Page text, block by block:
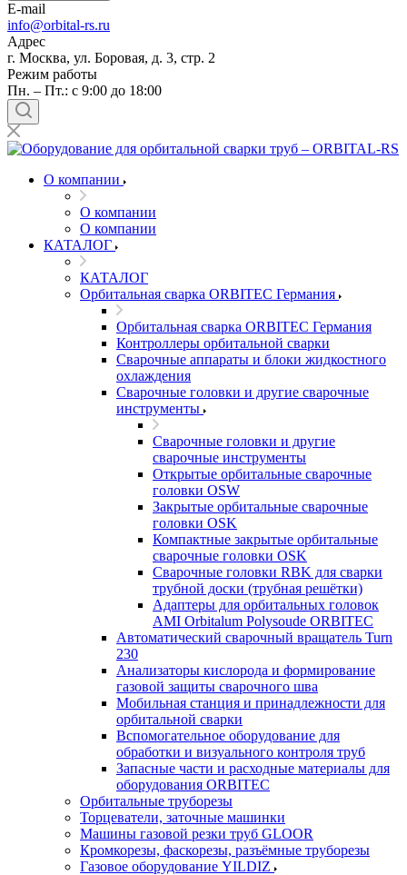
E-mail
info@orbital-rs.ru
Адрес
г. Москва, ул. Боровая, д. 3, стр. 2
Режим работы
Пн. – Пт.: с 9:00 до 18:00
О компании
О компании
О компании
КАТАЛОГ
КАТАЛОГ
Орбитальная сварка ORBITEC Германия
Орбитальная сварка ORBITEC Германия
Контроллеры орбитальной сварки
Сварочные аппараты и блоки жидкостного
охлаждения
Сварочные головки и другие сварочные
инструменты
Сварочные головки и другие
сварочные инструменты
Открытые орбитальные сварочные
головки OSW
Закрытые орбитальные сварочные
головки OSK
Компактные закрытые орбитальные
сварочные головки OSK
Сварочные головки RBK для сварки
трубной доски (трубная решётки)
Адаптеры для орбитальных головок
AMI Orbitalum Polysoude ORBITEC
Автоматический сварочный вращатель Turn
230
Анализаторы кислорода и формирование
газовой защиты сварочного шва
Мобильная станция и принадлежности для
орбитальной сварки
Вспомогательное оборудование для
обработки и визуального контроля труб
Запасные части и расходные материалы для
оборудования ORBITEC
Орбитальные труборезы
Торцеватели, заточные машинки
Машины газовой резки труб GLOOR
Кромкорезы, фаскорезы, разъёмные труборезы
Газовое оборудование YILDIZ